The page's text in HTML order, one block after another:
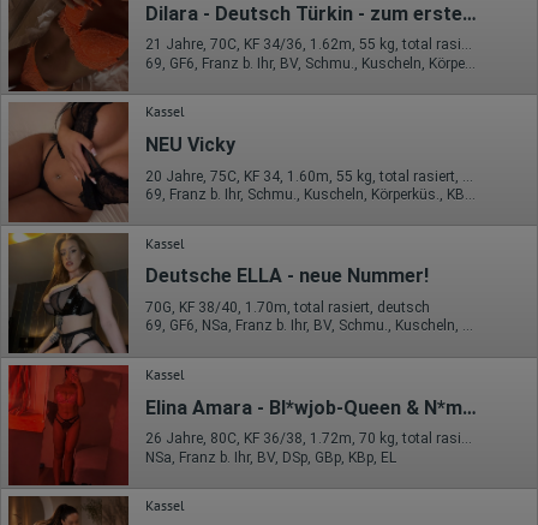
Dilara - Deutsch Türkin - zum ersten Mal in der Stadt
21 Jahre, 70C, KF 34/36, 1.62m, 55 kg, total rasiert, deutsch
Kassel
NEU Vicky
69, Franz b. Ihr, Schmu., Kuscheln, Körperküs., KBp, EL, Mast.
Kassel
Deutsche ELLA - neue Nummer!
70G, KF 38/40, 1.70m, total rasiert, deutsch
69, GF6, NSa, Franz b. Ihr, BV, Schmu., Kuscheln, Körperküs.
Kassel
Elina Amara - Bl*wjob-Queen & N*mph*man*n
26 Jahre, 80C, KF 36/38, 1.72m, 70 kg, total rasiert, deutsch
NSa, Franz b. Ihr, BV, DSp, GBp, KBp, EL
Kassel